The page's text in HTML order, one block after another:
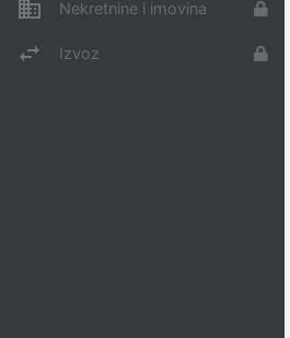
Nekretnine i imovina
Izvoz